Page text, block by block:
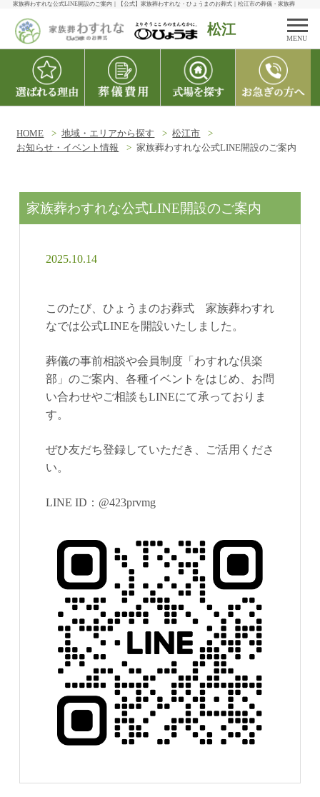
家族葬わすれな公式LINE開設のご案内｜【公式】家族葬わすれな・ひょうまのお葬式｜松江市の葬儀・家族葬
松江
MENU
HOME 地域・エリアから探す
松江市
お知らせ・イベント情報
家族葬わすれな公式LINE開設のご案内
家族葬わすれな公式LINE開設のご案内
2025.10.14
このたび、ひょうまのお葬式 家族葬わすれ
なでは公式LINEを開設いたしました。
葬儀の事前相談や会員制度「わすれな倶楽
部」のご案内、各種イベントをはじめ、お問
い合わせやご相談もLINEにて承っておりま
す。
ぜひ友だち登録していただき、ご活用くださ
い。
LINE ID：@423prvmg